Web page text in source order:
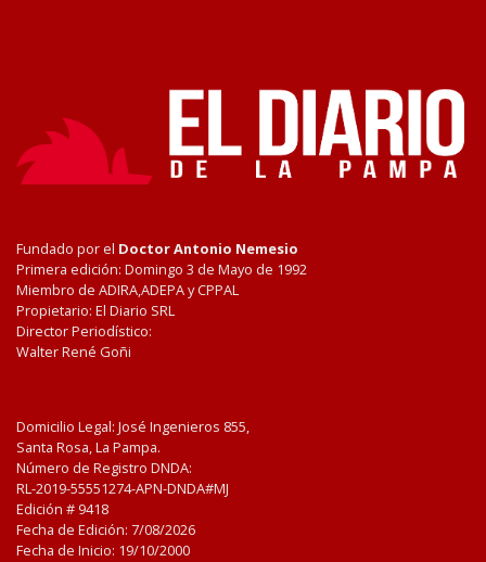
Fundado por el Doctor Antonio Nemesio
Primera edición: Domingo 3 de Mayo de 1992
Miembro de ADIRA,ADEPA y CPPAL
Propietario: El Diario SRL
Director Periodístico:
Walter René Goñi
Domicilio Legal: José Ingenieros 855,
Santa Rosa, La Pampa.
Número de Registro DNDA:
RL-2019-55551274-APN-DNDA#MJ
Edición # 9418
Fecha de Edición: 7/08/2026
Fecha de Inicio: 19/10/2000